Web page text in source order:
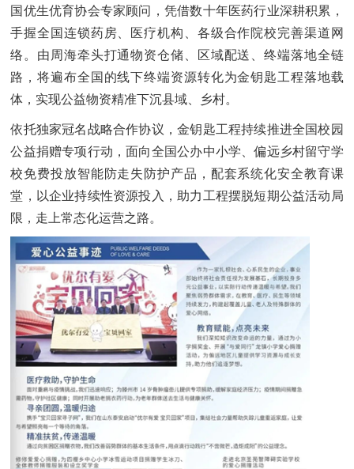
国优生优育协会专家顾问，凭借数十年医药行业深耕积累，
手握全国连锁药房、医疗机构、各级合作院校完善渠道网
络。由周海牵头打通物资仓储、区域配送、终端落地全链
路，将遍布全国的线下终端资源转化为金钥匙工程落地载
体，实现公益物资精准下沉县域、乡村。
依托独家冠名战略合作协议，金钥匙工程持续推进全国校园
公益捐赠专项行动，面向全国公办中小学、偏远乡村留守学
校免费投放智能防走失防护产品，配套系统化安全教育课
堂，以企业持续性资源投入，助力工程摆脱短期公益活动局
限，走上常态化运营之路。